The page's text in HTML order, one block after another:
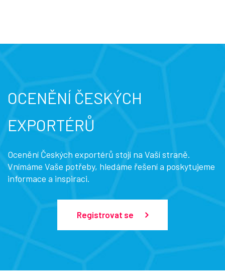
OCENĚNÍ ČESKÝCH
EXPORTÉRŮ
Ocenění Českých exportérů stojí na Vaší straně.
Vnímáme Vaše potřeby, hledáme řešení a poskytujeme
informace a inspiraci.
Registrovat se